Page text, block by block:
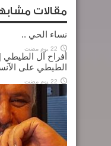
مقالات
نساء الحي ..
22 يوم مضت
أفراح آل
الطيطي على
22 يوم مضت